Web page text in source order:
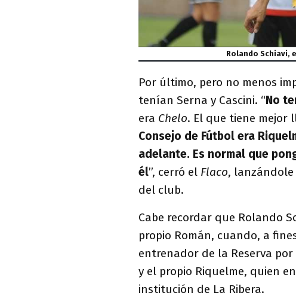
Rolando Schiavi,
Por último, pero no menos
tenían Serna y Cascini. “No
era Chelo. El que tiene mejor
Consejo de Fútbol era
adelante. Es normal que
él”, cerró el Flaco,
del club.
Cabe recordar que Rolando
propio Román, cuando, a
entrenador de la Reserva
y el propio Riquelme, quien
institución de La Ribera.